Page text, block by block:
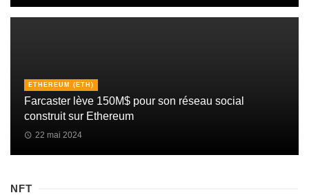
ETHEREUM (ETH)
Farcaster lève 150M$ pour son réseau social
construit sur Ethereum
22 mai 2024
NFT